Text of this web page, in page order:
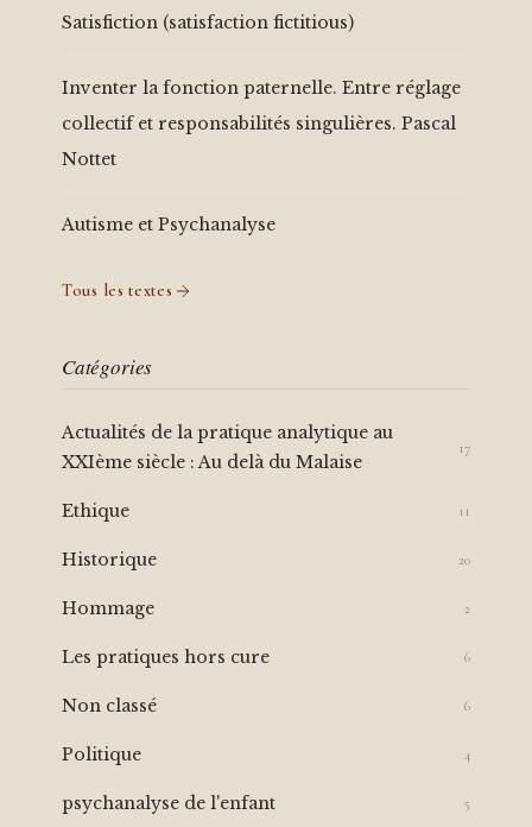
Satisfiction (satisfaction fictitious)
Inventer la fonction paternelle. Entre réglage
collectif et responsabilités singulières. Pascal
Nottet
Autisme et Psychanalyse
Tous les textes
Catégories
Actualités de la pratique analytique au
XXIème siècle : Au delà du Malaise
17
Ethique 11
Historique 20
Hommage 2
Les pratiques hors cure 6
Non classé 6
Politique 4
psychanalyse de l'enfant 5